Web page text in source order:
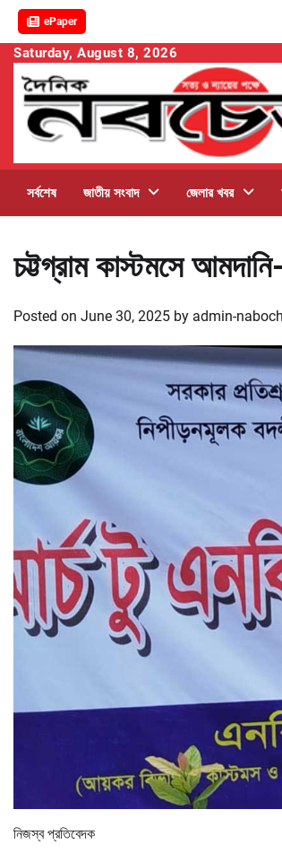
ePaper
Skip
content
Saturday, August 8, 2026
সর্বশেষ জাতীয় সংবাদ জেলার খবর
চট্টগ্রাম কাস্টমসে
Posted on June 30, 2025 by admin-
নিজস্ব প্রতিবেদক